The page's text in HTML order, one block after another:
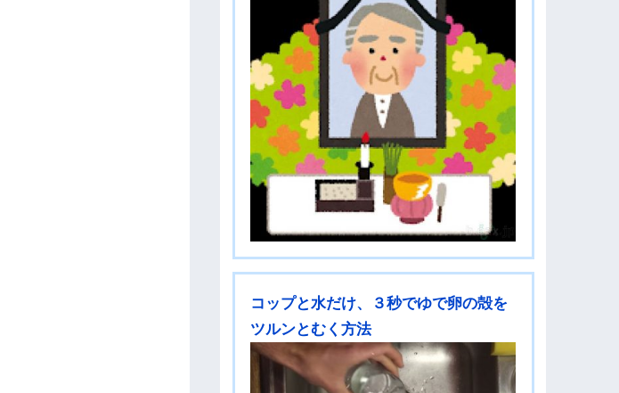
コップと水だけ、３秒でゆで卵の殻を
ツルンとむく方法